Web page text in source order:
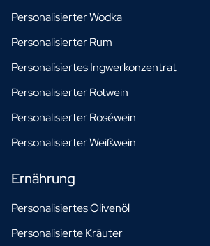
Personalisierter Wodka
Personalisierter Rum
Personalisiertes Ingwerkonzentrat
Personalisierter Rotwein
Personalisierter Roséwein
Personalisierter Weißwein
Ernährung
Personalisiertes Olivenöl
Personalisierte Kräuter